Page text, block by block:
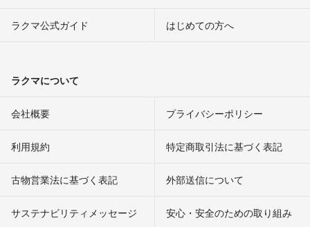
ラクマ公式ガイド はじめての方へ
ラクマについて
会社概要 プライバシーポリシー
利用規約 特定商取引法に基づく表記
古物営業法に基づく表記 外部送信について
サステナビリティメッセージ 安心・安全のための取り組み